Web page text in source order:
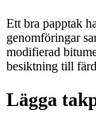
Ett bra papptak
genomföringar
modifierad
besiktning till
Lägga